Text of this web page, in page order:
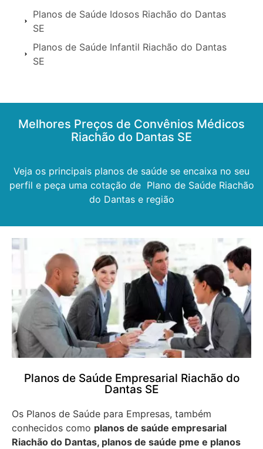
Planos de Saúde Idosos Riachão do Dantas
SE
Planos de Saúde Infantil Riachão do Dantas
SE
Melhores Preços de Convênios Médicos
Riachão do Dantas SE
Veja os principais planos de saúde se encaixa no seu
perfil e peça uma cotação de Plano de Saúde Riachão
do Dantas e região
Planos de Saúde Empresarial Riachão do
Dantas SE
Os Planos de Saúde para Empresas, também
conhecidos como planos de saúde empresarial
Riachão do Dantas, planos de saúde pme e planos